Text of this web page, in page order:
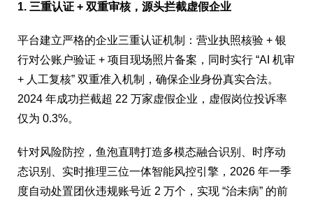
1. 三重认证 + 双重审核，源头拦截虚假企业
平台建立严格的企业三重认证机制：营业执照核验 + 银
行对公账户验证 + 项目现场照片备案，同时实行 “AI 机审
+ 人工复核” 双重准入机制，确保企业身份真实合法。
2024 年成功拦截超 22 万家虚假企业，虚假岗位投诉率
仅为 0.3%。
针对风险防控，鱼泡直聘打造多模态融合识别、时序动
态识别、实时推理三位一体智能风控引擎，2026 年一季
度自动处置团伙违规账号近 2 万个，实现 “治未病” 的前